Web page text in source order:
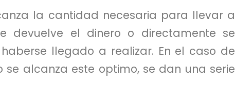
la cantidad necesaria para llevar a
devuelve el dinero o directamente se
llegado a realizar. En el caso de
se alcanza este optimo, se dan una serie